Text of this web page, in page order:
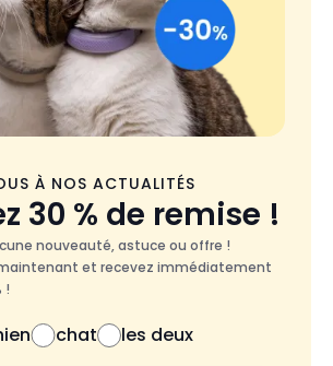
À NOS ACTUALITÉS
30 % de remise !
nouveauté, astuce ou offre !
et recevez immédiatement
!
chat les deux